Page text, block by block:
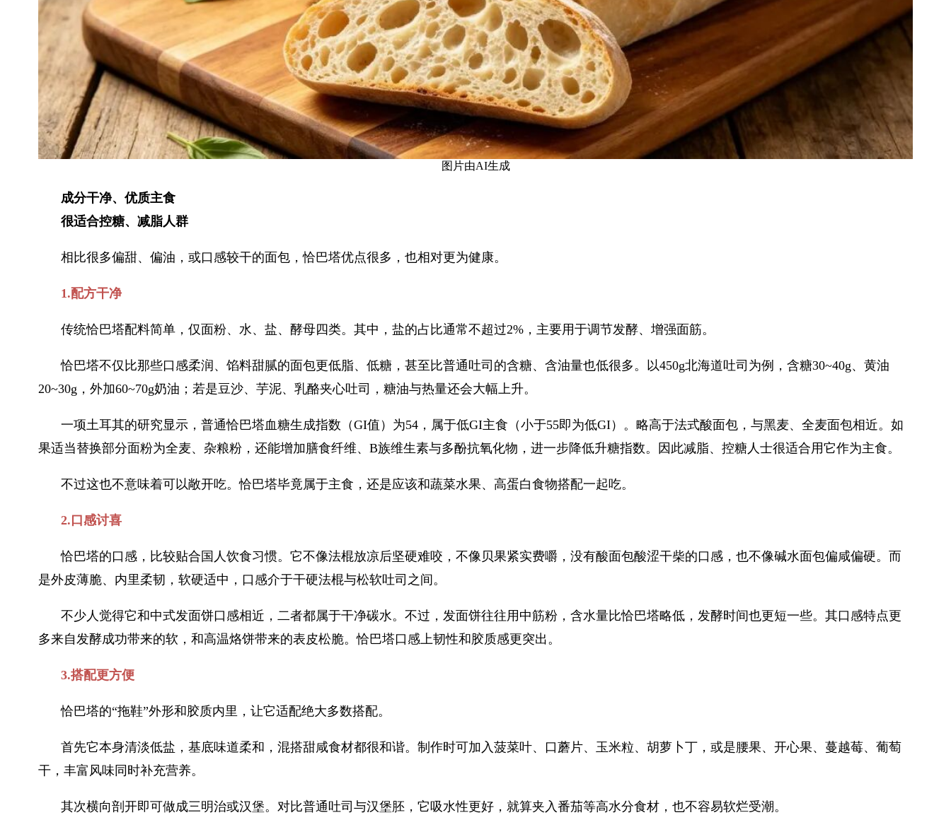
图片由AI生成
成分干净、优质主食
很适合控糖、减脂人群
相比很多偏甜、偏油，或口感较干的面包，恰巴塔优点很多，也相对更为健康。
1.配方干净
传统恰巴塔配料简单，仅面粉、水、盐、酵母四类。其中，盐的占比通常不超过2%，主要用于调节发酵、增强面筋。
恰巴塔不仅比那些口感柔润、馅料甜腻的面包更低脂、低糖，甚至比普通吐司的含糖、含油量也低很多。以450g北海道吐司为例，含糖30~40g、黄油
20~30g，外加60~70g奶油；若是豆沙、芋泥、乳酪夹心吐司，糖油与热量还会大幅上升。
一项土耳其的研究显示，普通恰巴塔血糖生成指数（GI值）为54，属于低GI主食（小于55即为低GI）。略高于法式酸面包，与黑麦、全麦面包相近。如
果适当替换部分面粉为全麦、杂粮粉，还能增加膳食纤维、B族维生素与多酚抗氧化物，进一步降低升糖指数。因此减脂、控糖人士很适合用它作为主食。
不过这也不意味着可以敞开吃。恰巴塔毕竟属于主食，还是应该和蔬菜水果、高蛋白食物搭配一起吃。
2.口感讨喜
恰巴塔的口感，比较贴合国人饮食习惯。它不像法棍放凉后坚硬难咬，不像贝果紧实费嚼，没有酸面包酸涩干柴的口感，也不像碱水面包偏咸偏硬。而
是外皮薄脆、内里柔韧，软硬适中，口感介于干硬法棍与松软吐司之间。
不少人觉得它和中式发面饼口感相近，二者都属于干净碳水。不过，发面饼往往用中筋粉，含水量比恰巴塔略低，发酵时间也更短一些。其口感特点更
多来自发酵成功带来的软，和高温烙饼带来的表皮松脆。恰巴塔口感上韧性和胶质感更突出。
3.搭配更方便
恰巴塔的“拖鞋”外形和胶质内里，让它适配绝大多数搭配。
首先它本身清淡低盐，基底味道柔和，混搭甜咸食材都很和谐。制作时可加入菠菜叶、口蘑片、玉米粒、胡萝卜丁，或是腰果、开心果、蔓越莓、葡萄
干，丰富风味同时补充营养。
其次横向剖开即可做成三明治或汉堡。对比普通吐司与汉堡胚，它吸水性更好，就算夹入番茄等高水分食材，也不容易软烂受潮。